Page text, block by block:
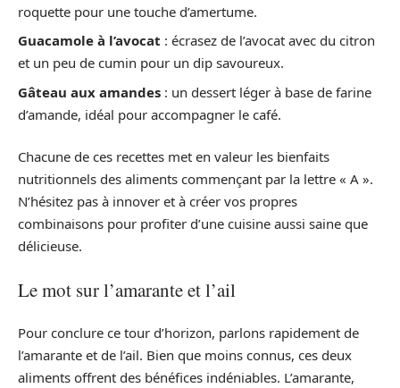
roquette pour une touche d’amertume.
Guacamole à l’avocat : écrasez de l’avocat avec du citron
et un peu de cumin pour un dip savoureux.
Gâteau aux amandes : un dessert léger à base de farine
d’amande, idéal pour accompagner le café.
Chacune de ces recettes met en valeur les bienfaits
nutritionnels des aliments commençant par la lettre « A ».
N’hésitez pas à innover et à créer vos propres
combinaisons pour profiter d’une cuisine aussi saine que
délicieuse.
Le mot sur l’amarante et l’ail
Pour conclure ce tour d’horizon, parlons rapidement de
l’amarante et de l’ail. Bien que moins connus, ces deux
aliments offrent des bénéfices indéniables. L’amarante,